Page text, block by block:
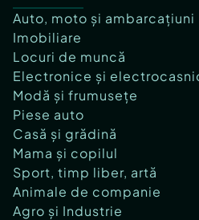
Auto, moto și ambarcațiuni
Imobiliare
Locuri de muncă
Electronice și
Modă și frumusețe
Piese auto
Casă și grădină
Mama și copilul
Sport, timp liber, artă
Animale de companie
Agro și Industrie